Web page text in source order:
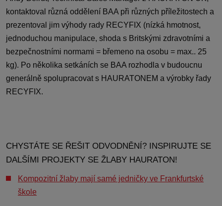
kontaktoval různá oddělení BAA při různých příležitostech a
prezentoval jim výhody rady RECYFIX (nízká hmotnost,
jednoduchou manipulace, shoda s Britskými zdravotními a
bezpečnostními normami = břemeno na osobu = max.. 25
kg). Po několika setkáních se BAA rozhodla v budoucnu
generálně spolupracovat s HAURATONEM a výrobky řady
RECYFIX.
CHYSTÁTE SE ŘEŠIT ODVODNĚNÍ? INSPIRUJTE SE
DALŠÍMI PROJEKTY SE ŽLABY HAURATON!
Kompozitní žlaby mají samé jedničky ve Frankfurtské
škole